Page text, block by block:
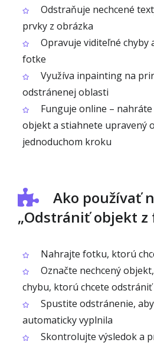
Odstraňuje nechcené
prvky z obrázka
Opravuje viditeľné chyby
fotke
Využíva inpainting na
odstránenej oblasti
Funguje online –
objekt a stiahnete upravený
jednoduchom kroku
Ako používať
„Odstrániť objekt z
Nahrajte fotku, ktorú
Označte nechcený
chybu, ktorú chcete odstrániť
Spustite odstránenie,
automaticky vyplnila
Skontrolujte výsledok a